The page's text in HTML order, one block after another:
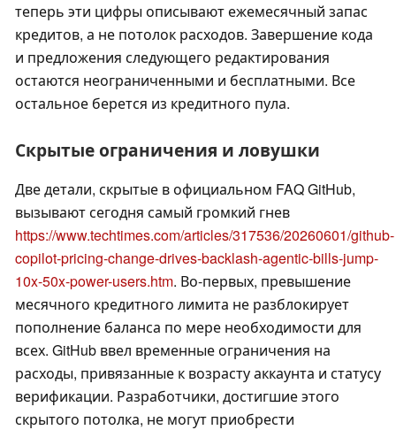
теперь эти цифры описывают ежемесячный запас
кредитов, а не потолок расходов. Завершение кода
и предложения следующего редактирования
остаются неограниченными и бесплатными. Все
остальное берется из кредитного пула.
Скрытые ограничения и ловушки
Две детали, скрытые в официальном FAQ GitHub,
вызывают сегодня самый громкий гнев
https://www.techtimes.com/articles/317536/20260601/github-
copilot-pricing-change-drives-backlash-agentic-bills-jump-
10x-50x-power-users.htm. Во-первых, превышение
месячного кредитного лимита не разблокирует
пополнение баланса по мере необходимости для
всех. GitHub ввел временные ограничения на
расходы, привязанные к возрасту аккаунта и статусу
верификации. Разработчики, достигшие этого
скрытого потолка, не могут приобрести